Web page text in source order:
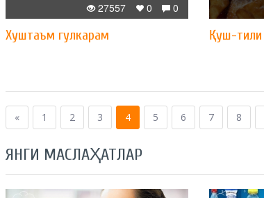
0
0
27557
Хуштаъм гулкарам Қуш-тили
« 1 2 3 4 5 6 7 8
ЯНГИ МАСЛАҲАТЛАР